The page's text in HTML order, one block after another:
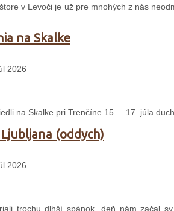
v Levoči je už pre mnohých z nás
na Skalke
2026
na Skalke pri Trenčíne 15. – 17. júla
(oddych)
2026
trochu dlhší spánok, deň nám začal